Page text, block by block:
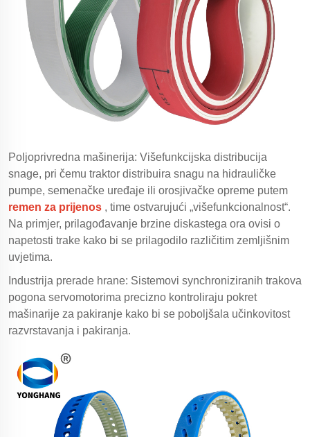
Poljoprivredna mašinerija: Višefunkcijska distribucija
snage, pri čemu traktor distribuira snagu na hidrauličke
pumpe, semenačke uređaje ili orosjivačke opreme putem
remen za prijenos , time ostvarujući „višefunkcionalnost“.
Na primjer, prilagođavanje brzine diskastega ora ovisi o
napetosti trake kako bi se prilagodilo različitim zemljišnim
uvjetima.
Industrija prerade hrane: Sistemovi synchroniziranih trakova
pogona servomotorima precizno kontroliraju pokret
mašinarije za pakiranje kako bi se poboljšala učinkovitost
razvrstavanja i pakiranja.